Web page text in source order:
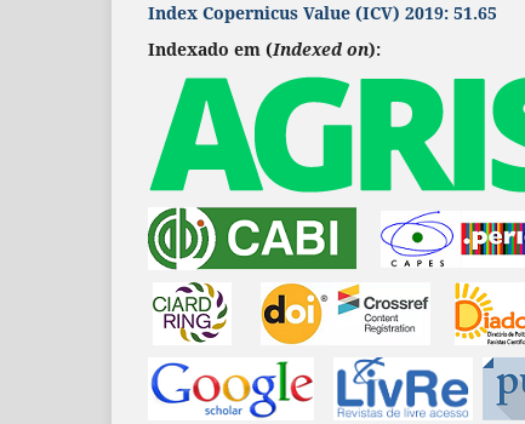
Index Copernicus Value (ICV) 2019: 51.65
Indexado em (Indexed on):